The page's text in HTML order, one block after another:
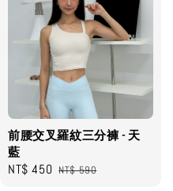
前腰交叉羅紋三分褲 - 天
藍
Sale
NT$ 450 Regular
NT$ 590